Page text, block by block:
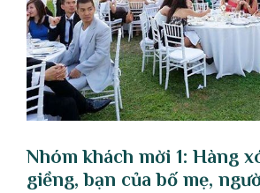
Nhóm khách mời 1: Hàng
giềng, bạn của bố mẹ,